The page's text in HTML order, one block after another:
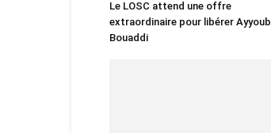
Le LOSC attend une offre
extraordinaire pour libérer Ayyoub
Bouaddi